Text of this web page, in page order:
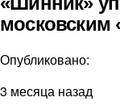
московским
Опубликовано:
3 месяца назад